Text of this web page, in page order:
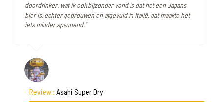
doordrinker. wat ik ook bijzonder vond is dat het een Japans
bier is, echter gebrouwen en afgevuld in Italië. dat maakte het
iets minder spannend."
Review : Asahi Super Dry